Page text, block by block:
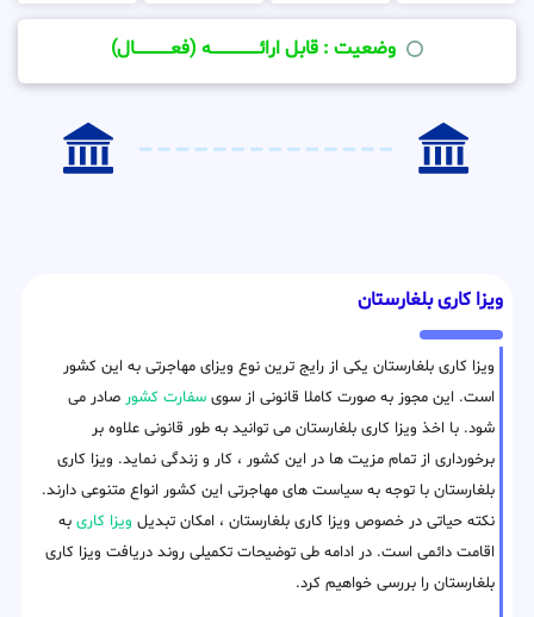
وضعیت : قابل ارائــــــــــــــــــــه (فعـــــــــــــــال)
ویزا کاری بلغارستان
ویزا کاری بلغارستان یکی از رایج ترین نوع ویزای مهاجرتی به این کشور
است. این مجوز به صورت کاملا قانونی از سوی سفارت کشور صادر می
شود. با اخذ ویزا کاری بلغارستان می توانید به طور قانونی علاوه بر
برخورداری از تمام مزیت ها در این کشور ، کار و زندگی نماید. ویزا کاری
بلغارستان با توجه به سیاست های مهاجرتی این کشور انواع متنوعی دارند.
نکته حیاتی در خصوص ویزا کاری بلغارستان ، امکان تبدیل ویزا کاری به
اقامت دائمی است. در ادامه طی توضیحات تکمیلی روند دریافت ویزا کاری
بلغارستان را بررسی خواهیم کرد.